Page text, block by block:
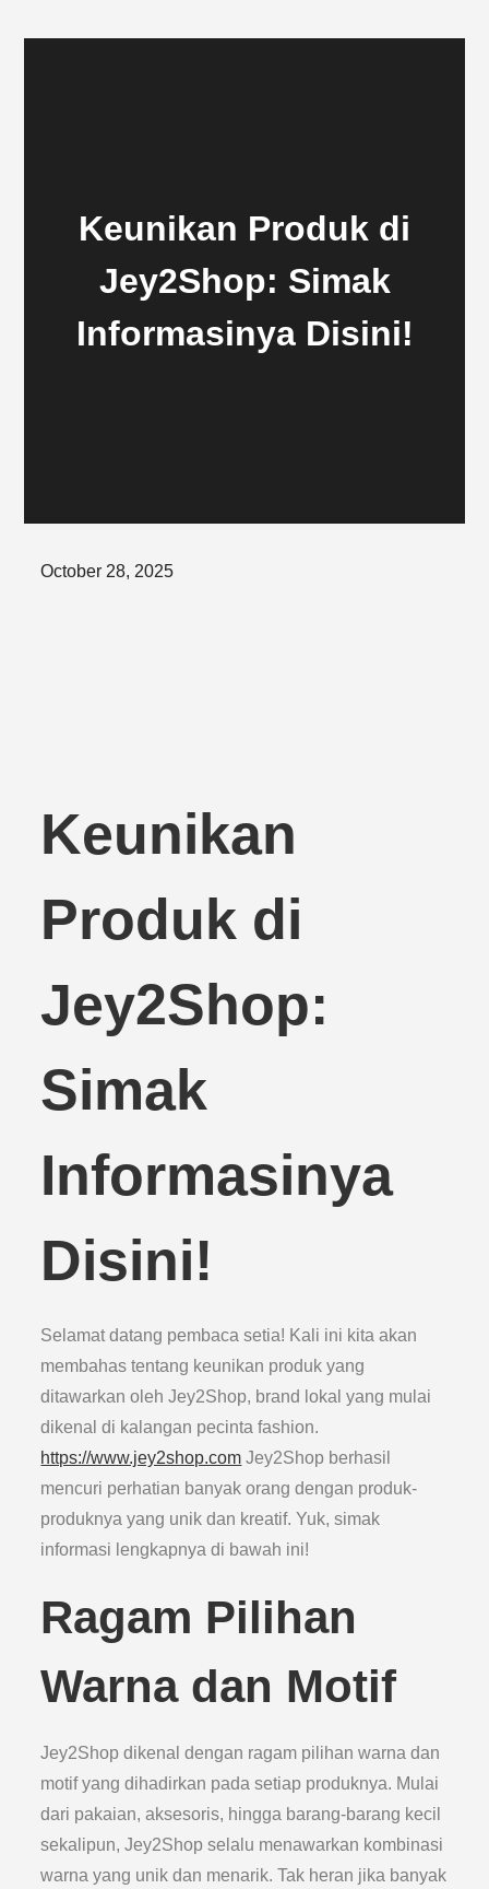
Keunikan Produk di
Jey2Shop: Simak
Informasinya Disini!
Posted
October 28, 2025
Keunikan
Produk di
Jey2Shop:
Simak
Informasinya
Disini!
Selamat datang pembaca setia! Kali ini kita akan
membahas tentang keunikan produk yang
ditawarkan oleh Jey2Shop, brand lokal yang mulai
dikenal di kalangan pecinta fashion.
https://www.jey2shop.com Jey2Shop berhasil
mencuri perhatian banyak orang dengan produk-
produknya yang unik dan kreatif. Yuk, simak
informasi lengkapnya di bawah ini!
Ragam Pilihan
Warna dan Motif
Jey2Shop dikenal dengan ragam pilihan warna dan
motif yang dihadirkan pada setiap produknya. Mulai
dari pakaian, aksesoris, hingga barang-barang kecil
sekalipun, Jey2Shop selalu menawarkan kombinasi
warna yang unik dan menarik. Tak heran jika banyak